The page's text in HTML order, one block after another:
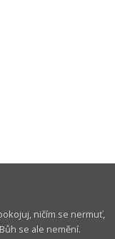
ničím se nermuť,
se ale nemění.